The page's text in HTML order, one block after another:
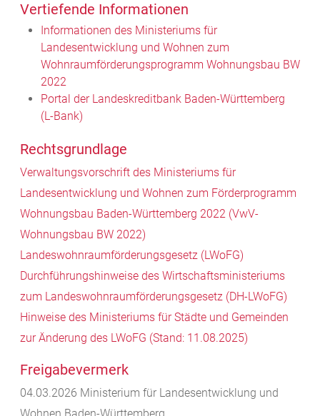
Vertiefende Informationen
Informationen des Ministeriums für
Landesentwicklung und Wohnen zum
Wohnraumförderungsprogramm Wohnungsbau BW
2022
Portal der Landeskreditbank Baden-Württemberg
(L-Bank)
Rechtsgrundlage
Verwaltungsvorschrift des Ministeriums für
Landesentwicklung und Wohnen zum Förderprogramm
Wohnungsbau Baden-Württemberg 2022 (VwV-
Wohnungsbau BW 2022)
Landeswohnraumförderungsgesetz (LWoFG)
Durchführungshinweise des Wirtschaftsministeriums
zum Landeswohnraumförderungsgesetz (DH-LWoFG)
Hinweise des Ministeriums für Städte und Gemeinden
zur Änderung des LWoFG (Stand: 11.08.2025)
Freigabevermerk
04.03.2026 Ministerium für Landesentwicklung und